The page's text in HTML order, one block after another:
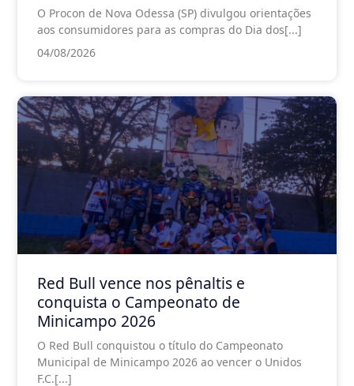
O Procon de Nova Odessa (SP) divulgou orientações
aos consumidores para as compras do Dia dos[...]
04/08/2026
Red Bull vence nos pênaltis e
conquista o Campeonato de
Minicampo 2026
O Red Bull conquistou o título do Campeonato
Municipal de Minicampo 2026 ao vencer o Unidos
F.C.[...]